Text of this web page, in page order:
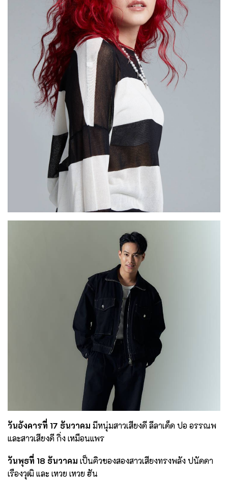
วันอังคารที่ 17 ธันวาคม มีหนุ่มสาวเสียงดี ลีลาเด็ด ปอ อรรณพ
และสาวเสียงดี กิ่ง เหมือนแพร
วันพุธที่ 18 ธันวาคม เป็นคิวของสองสาวเสียงทรงพลัง ปนัดดา
เรืองวุฒิ และ เหวย เหวย ฮัน